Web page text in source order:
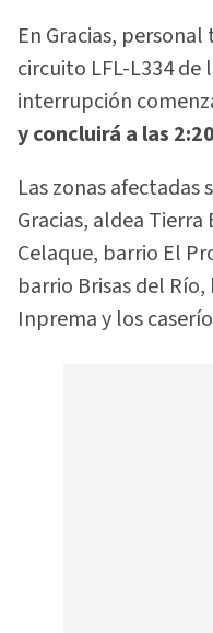
En Gracias,
circuito LFL-L334 de
interrupción
y concluirá a las
Las zonas afectadas
Gracias, aldea
Celaque, barrio El
barrio Brisas del
Inprema y los